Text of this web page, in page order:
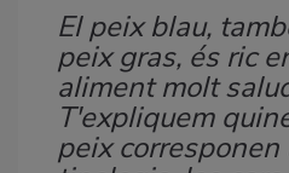
Subtítulo
El peix blau,
peix gras, és ric
aliment molt
T'expliquem
peix corresponen